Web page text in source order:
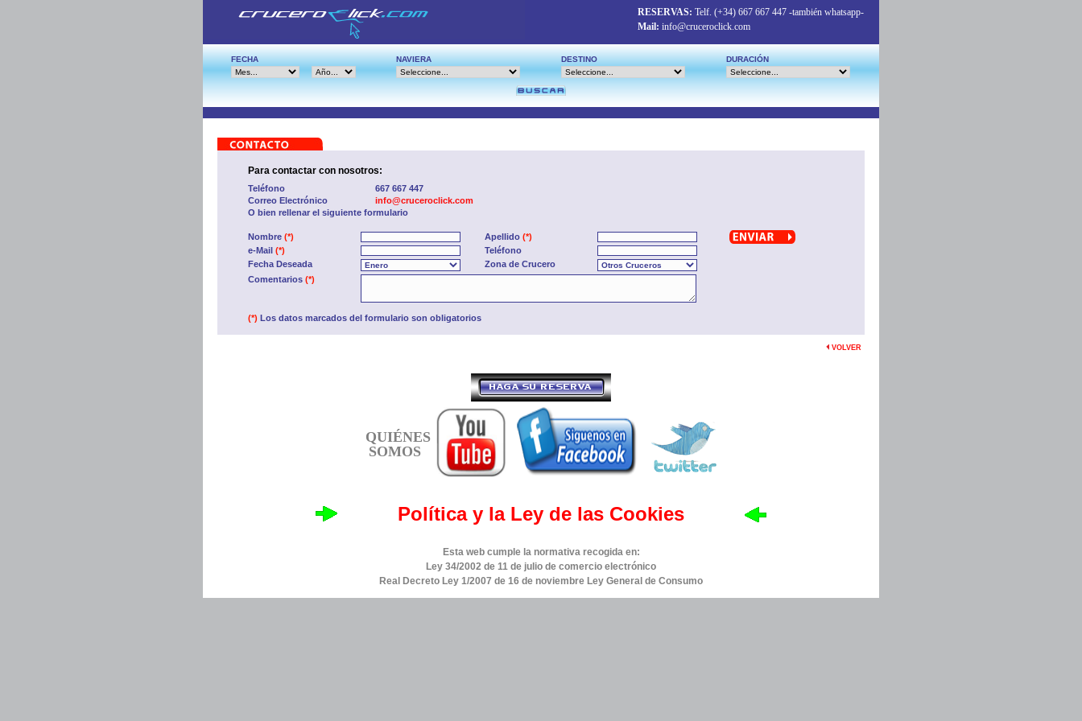
RESERVAS: Telf. (+34) 667 667 447 -también whatsapp-
Mail: info@cruceroclick.com
FECHA NAVIERA DESTINO DURACIÓN
Para contactar con nosotros:
Teléfono
667 667 447
Correo Electrónico
info@cruceroclick.com
O bien rellenar el siguiente formulario
Nombre (*) Apellido(*)
e-Mail (*)
Teléfono
Fecha Deseada
Zona de Crucero
Comentarios (*)
(*) Los datos marcados del formulario son obligatorios
VOLVER
QUIÉNES
SOMOS
Política y la Ley de las Cookies
Esta web cumple la normativa recogida en:
Ley 34/2002 de 11 de julio de comercio electrónico
Real Decreto Ley 1/2007 de 16 de noviembre Ley General de Consumo